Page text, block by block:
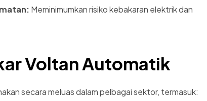
Meminimumkan risiko kebakaran elektrik dan
Voltan Automatik
secara meluas dalam pelbagai sektor, termasuk: